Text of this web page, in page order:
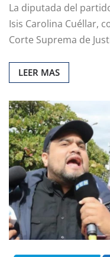
La diputada del
Isis Carolina Cuéllar,
Corte Suprema de
LEER MAS